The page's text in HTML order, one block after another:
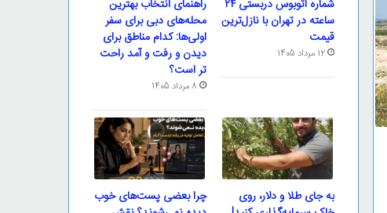
شماره اتوبوس دربستی ۲۴
ساعته در تهران با نازل‌ترین
قیمت
12 مرداد 1405
راهنمای انتخاب بهترین
محله‌های دبی برای سفر
اولی‌ها: کدام مناطق برای
دیدن و رفت و آمد راحت
تر است؟
8 مرداد 1405
به جای طلا و دلار، روی
چرا بعضی پست‌های خوب